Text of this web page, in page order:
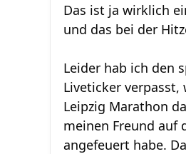
Das ist ja wirklich
und das bei der
Leider hab ich den
Liveticker verpasst,
Leipzig Marathon
meinen Freund auf
angefeuert habe.